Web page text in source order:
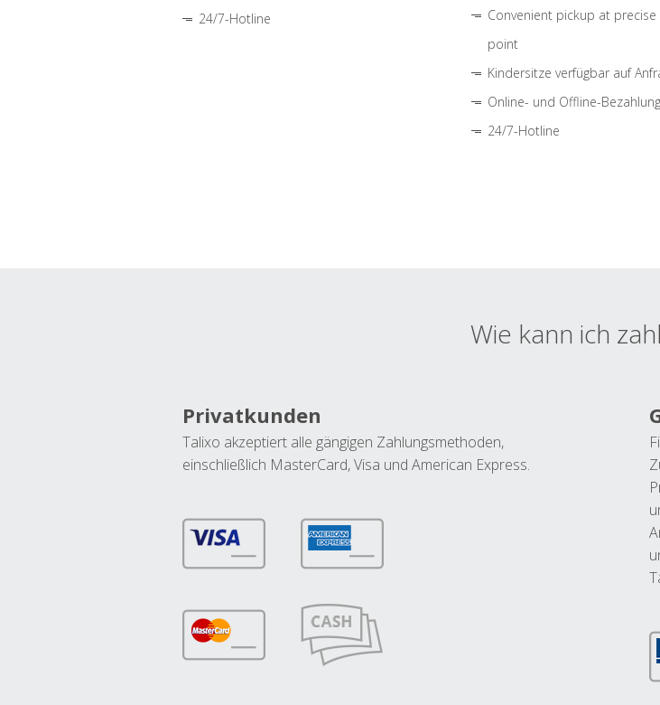
24/7-Hotline
Convenient pickup at
point
Kindersitze verfügbar auf
Online- und Offline-
24/7-Hotline
Wie kann ich
Privatkunden
Talixo akzeptiert alle gängigen Zahlungsmethoden,
einschließlich MasterCard, Visa und American Express.